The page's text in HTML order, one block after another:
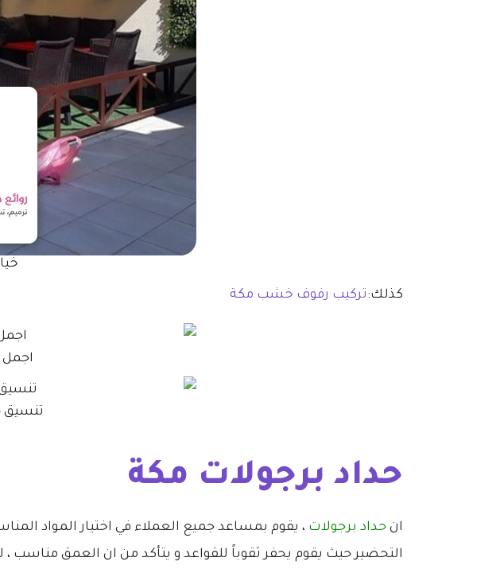
كذلك:تركيب رفوف خشب مكة
اجمل
تنسيق
حداد برجولات مكة
ان حداد برجولات ، يقوم بمساعد جميع العملاء في اختيار المواد
التحضير حيث يقوم يحفر ثقوباً للقواعد و يتأكد من ان العمق مناسب ،